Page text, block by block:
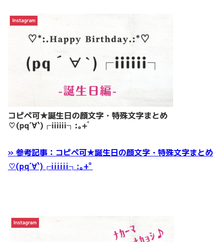
» 参考記事：コピペ可★誕生日の顔文字・特殊文字まとめ
♡(pq´∀`)┌iiiiii┐:｡+ﾟ